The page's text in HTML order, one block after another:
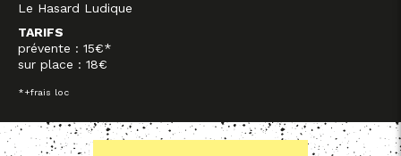
Le Hasard Ludique
TARIFS
prévente : 15€*
sur place : 18€
*+frais loc